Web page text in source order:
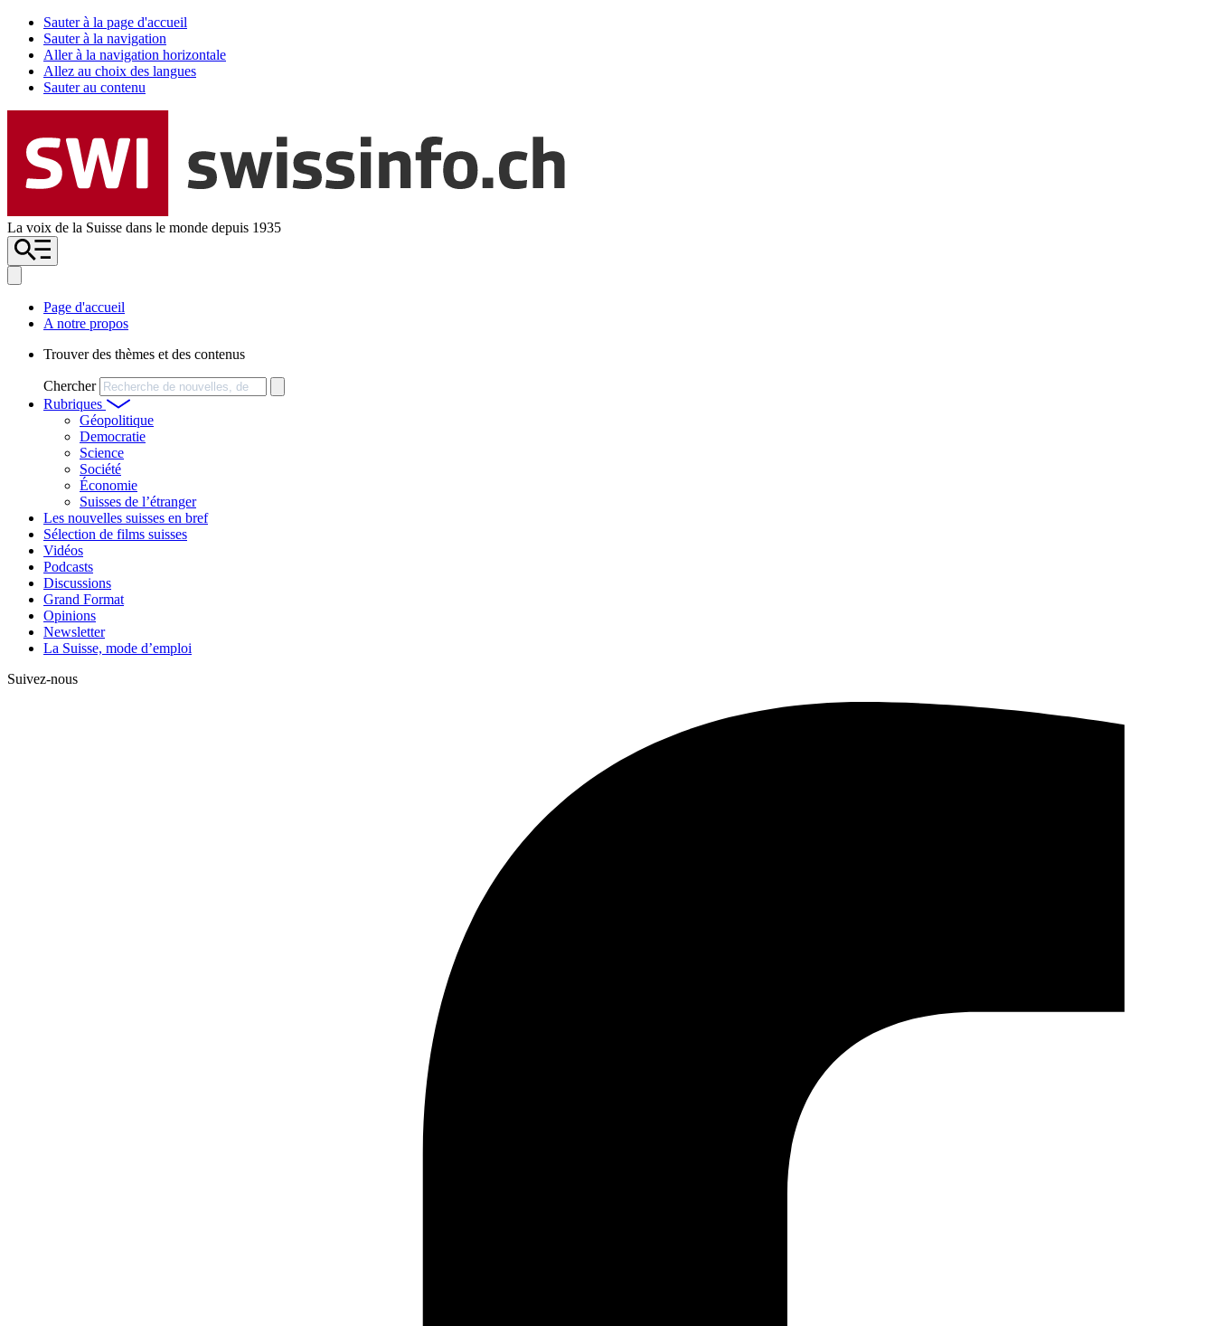
Sauter à la page d'accueil
Sauter à la navigation
Aller à la navigation horizontale
Allez au choix des langues
Sauter au contenu
La voix de la Suisse dans le monde depuis 1935
Page d'accueil
A notre propos
Trouver des thèmes et des contenus
Chercher
Rubriques
Géopolitique
Democratie
Science
Société
Économie
Suisses de l’étranger
Les nouvelles suisses en bref
Sélection de films suisses
Vidéos
Podcasts
Discussions
Grand Format
Opinions
Newsletter
La Suisse, mode d’emploi
Suivez-nous